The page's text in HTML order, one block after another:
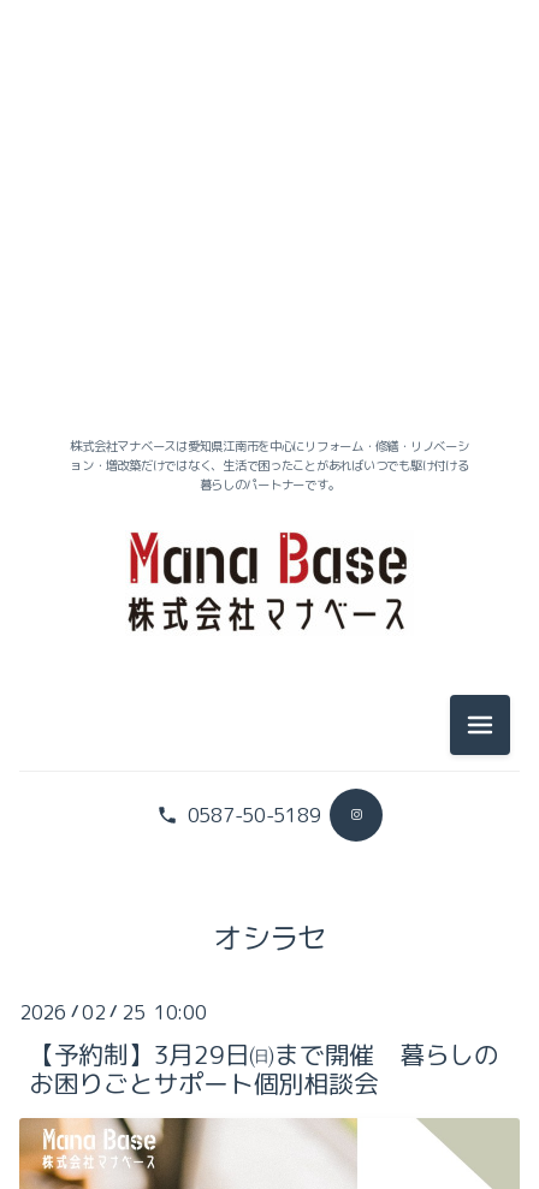
2026-02（3）
2026-01（4）
2025-07（2）
2024-09（1）
0587-50-5189
株式会社マナベースは愛知県江南市を中心にリフォーム・修繕・リノベーシ
ョン・増改築だけではなく、生活で困ったことがあればいつでも駆け付ける
暮らしのパートナーです。
2026-04（3）
2025-10（1）
メニュ
オシラセ
2026 /02 / 25 10:00
【予約制】3月29日㈰まで開催 暮らしの
お困りごとサポート個別相談会